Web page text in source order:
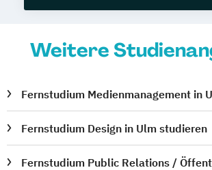
Weitere
Fernstudium Medienmanagement in
Fernstudium Design in Ulm studieren
Fernstudium Public Relations /